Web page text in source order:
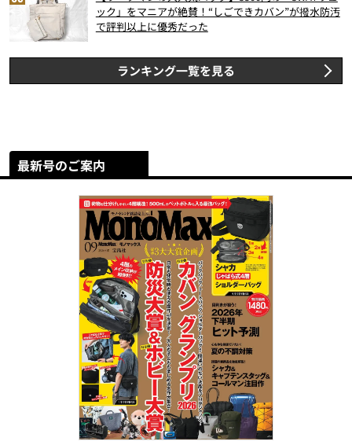
ック」をマニアが絶賛！“しごできカバン”が撥水防汚
で評判以上に優秀だった
ランキング一覧を見る
最新号のご案内